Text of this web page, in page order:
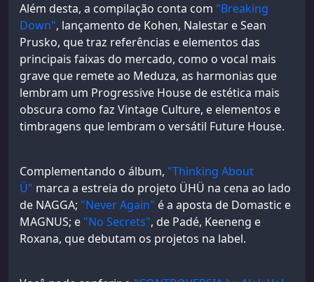
Além desta, a compilação conta com "Breaking
Down", lançamento de Kohen, Nalestar e Sean
Prusko, que traz referências e elementos das
principais faixas do mercado, como o vocal mais
grave que remete ao Meduza, as harmonias que
lembram um Progressive House de estética mais
obscura como faz Vintage Culture, e elementos e
timbragens que lembram o versátil Future House.
Complementando o álbum, "Thinking About
Ü" marca a estreia do projeto ÜHÜ na cena ao lado
de NAGGA; "Never Again" é a aposta de Domastic e
MAGNUS; e "No Secrets", de Padé, Keeneng e
Roxana, que debutam os projetos na label.